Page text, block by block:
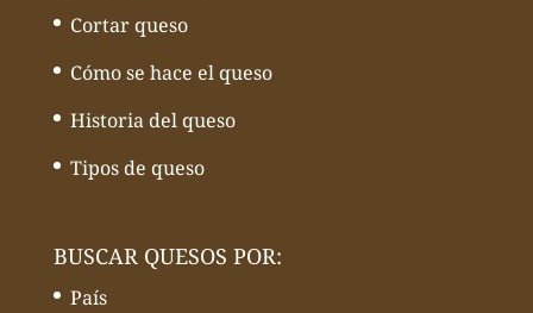
Cortar queso
Cómo se hace el queso
Historia del queso
Tipos de queso
BUSCAR QUESOS POR:
País